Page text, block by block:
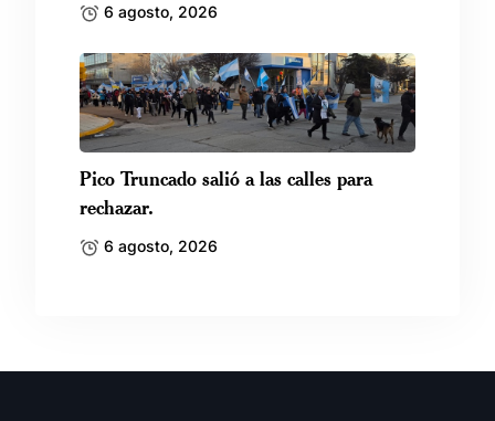
6 agosto, 2026
Pico Truncado salió a las calles para
rechazar.
6 agosto, 2026